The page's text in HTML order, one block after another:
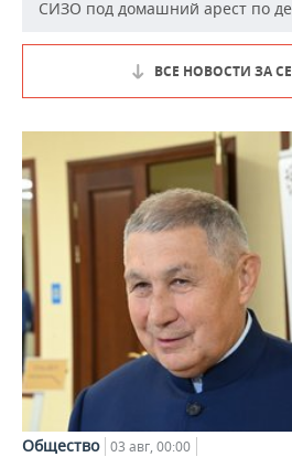
СИЗО под домашний арест по
ВСЕ НОВОСТИ ЗА
Общество 03 авг, 00:00